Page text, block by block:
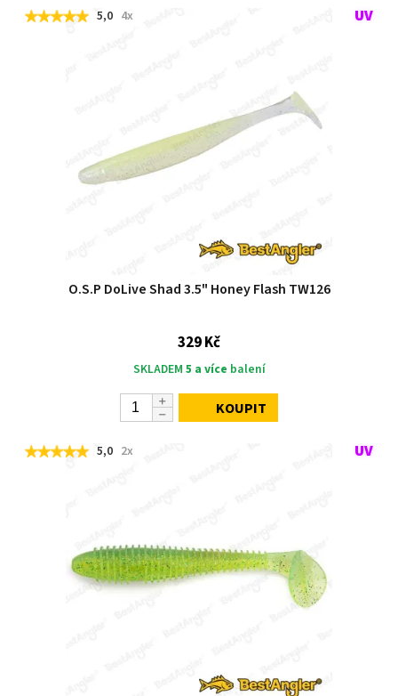
5,0 4x
O.S.P DoLive Shad 3.5" Honey Flash TW126
329 Kč
SKLADEM 5 a více balení
KOUPIT
5,0 2x